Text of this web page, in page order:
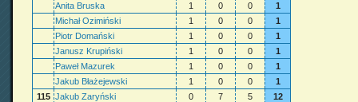
Anita Bruska
1 0 0
1
Michał Ozimiński
1 0 0
1
Piotr Domański
1 0 0
1
Janusz Krupiński
1 0 0
1
Paweł Mazurek
1 0 0
1
Jakub Błażejewski
1 0 0
1
115 Jakub Zaryński 0 7 5
12